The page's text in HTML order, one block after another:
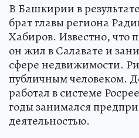
В Башкирии в
брат главы региона
Хабиров. Известно, что
он жил в Салавате и
сфере недвижимости.
публичным человеком.
работал в системе
годы занимался
деятельностью.